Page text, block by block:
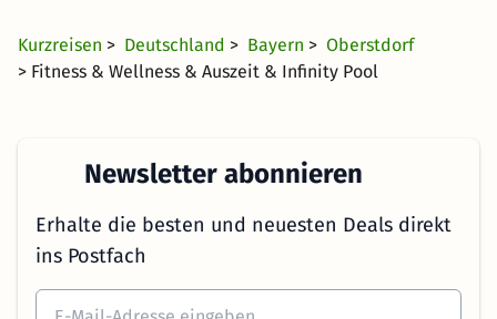
Kurzreisen > Deutschland > Bayern > Oberstdorf
> Fitness & Wellness & Auszeit & Infinity Pool
Newsletter abonnieren
Erhalte die besten und neuesten Deals direkt
ins Postfach